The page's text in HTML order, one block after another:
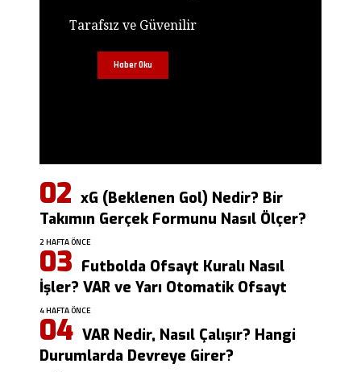
Tarafsız ve Güvenilir
Haber Oku
xG (Beklenen Gol) Nedir? Bir
Takımın Gerçek Formunu Nasıl Ölçer?
2 HAFTA ÖNCE
Futbolda Ofsayt Kuralı Nasıl
İşler? VAR ve Yarı Otomatik Ofsayt
4 HAFTA ÖNCE
VAR Nedir, Nasıl Çalışır? Hangi
Durumlarda Devreye Girer?